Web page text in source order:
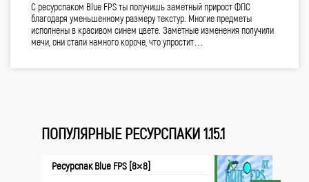
С ресурспаком Blue FPS ты получишь заметный прирост ФПС
благодаря уменьшенному размеру текстур. Многие предметы
исполнены в красивом синем цвете. Заметные изменения получили
мечи, они стали намного короче, что упростит…
ПОПУЛЯРНЫЕ РЕСУРСПАКИ 1.15.1
Ресурспак Blue FPS [8×8]